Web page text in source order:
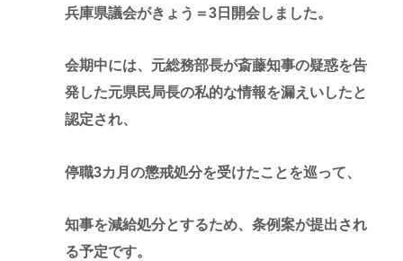
兵庫県議会がきょう＝3日開会しました。
会期中には、元総務部長が斎藤知事の疑惑を告
発した元県民局長の私的な情報を漏えいしたと
認定され、
停職3カ月の懲戒処分を受けたことを巡って、
知事を減給処分とするため、条例案が提出され
る予定です。